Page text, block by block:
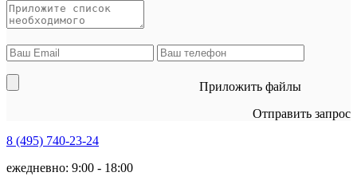
Приложить файлы
Отправить запрос
8 (495) 740-23-24
ежедневно: 9:00 - 18:00